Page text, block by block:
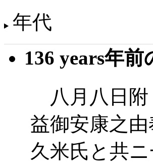
年代
136 years年
八月八日
益御安康之
久米氏と共